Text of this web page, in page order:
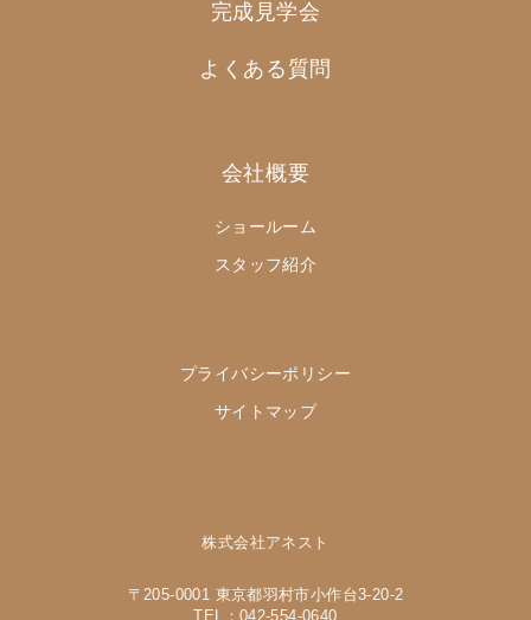
完成見学会
よくある質問
会社概要
ショールーム
スタッフ紹介
プライバシーポリシー
サイトマップ
株式会社アネスト
〒205-0001 東京都羽村市小作台3-20-2
TEL：042-554-0640